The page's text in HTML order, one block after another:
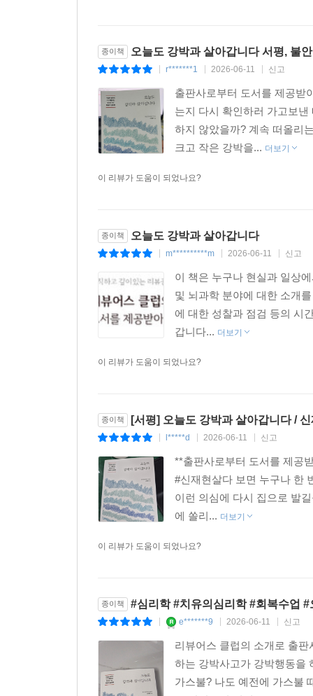
종이책 오늘도 강박과 살아갑니다 서평, 불
r*******1 2026-06-11 신고
출판사로부터 도서를 제공받
는지 다시 확인하러 가고보
하지 않았을까? 계속 떠올리
크고 작은 강박을... 더보기
이 리뷰가 도움이 되었나요?
종이책 오늘도 강박과 살아갑니다
m**********m 2026-06-11 신고
이 책은 누구나 현실과 일상
및 뇌과학 분야에 대한 소개
에 대한 성찰과 점검 등의 시
갑니다... 더보기
이 리뷰가 도움이 되었나요?
종이책 [서평] 오늘도 강박과 살아갑니다 /
l*****d 2026-06-11 신고
**출판사로부터 도서를 제공
#신재현 살다 보면 누구나 한
이런 의심에 다시 집으로 발
에 쏠리... 더보기
이 리뷰가 도움이 되었나요?
종이책 #심리학 #치유의심리학 #회복수업
e*******9 2026-06-11 신고
리뷰어스 클럽의 소개로 출
하는 강박사고가 강박행동을
가스불? 나도 예전에 가스불